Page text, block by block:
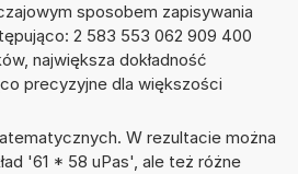
sposobem zapisywania
2 583 553 062 909 400
największa dokładność
precyzyjne dla większości
W rezultacie można
'61 * 58 uPas', ale też różne